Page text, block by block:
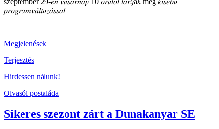
szeptember 29-𝑒́𝑛 𝑣𝑎𝑠𝑎́𝑟𝑛𝑎𝑝 10 𝑜́𝑟𝑎́𝑡𝑜́𝑙 𝑡𝑎𝑟𝑡𝑗á𝑘 meg 𝑘𝑖𝑠𝑒𝑏𝑏
𝑝𝑟𝑜𝑔𝑟𝑎𝑚𝑣𝑎́𝑙𝑡𝑜𝑧𝑎́𝑠𝑠𝑎𝑙.
Megjelenések
Terjesztés
Hirdessen nálunk!
Olvasói postaláda
Sikeres szezont zárt a Dunakanyar SE